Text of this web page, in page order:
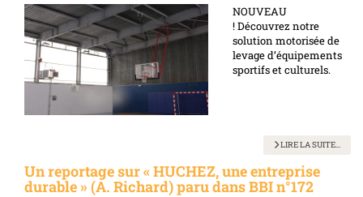
NOUVEAU
! Découvrez notre
solution motorisée de
levage d’équipements
sportifs et culturels.
LIRE LA SUITE...
Un reportage sur « HUCHEZ, une entreprise
durable » (A. Richard) paru dans BBI n°172